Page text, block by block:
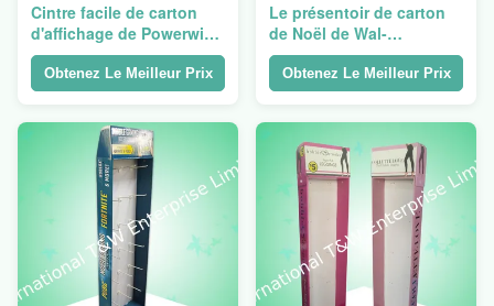
Cintre facile de carton
d'affichage de Powerwing
d'associé d'assemblée
pour les tuiles auto--
adhensive de mur
Obtenez Le Meilleur Prix
Le présentoir de carton
de Noël de Wal-
marché/l'affichage aile de
puissance pour le chien
accrochant joue
Obtenez Le Meilleur Prix